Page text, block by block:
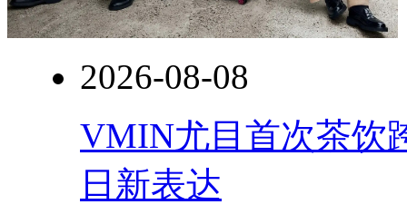
2026-08-08
VMIN尤目首次茶饮
日新表达